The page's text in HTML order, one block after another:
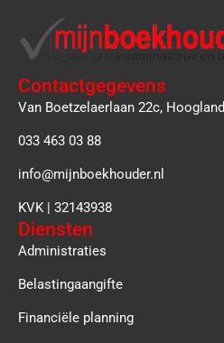
Contactgegevens
Van Boetzelaerlaan 22c, Hoogland
033 463 03 88
info@mijnboekhouder.nl
KVK | 32143938
Diensten
Administraties
Belastingaangifte
Financiële planning